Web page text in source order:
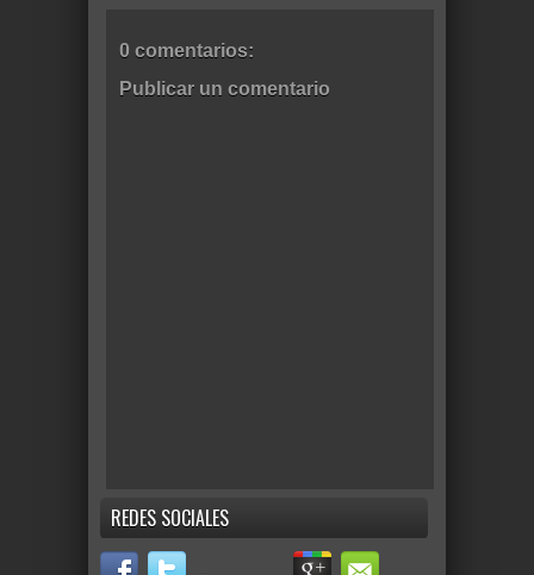
0 comentarios:
Publicar un comentario
REDES SOCIALES